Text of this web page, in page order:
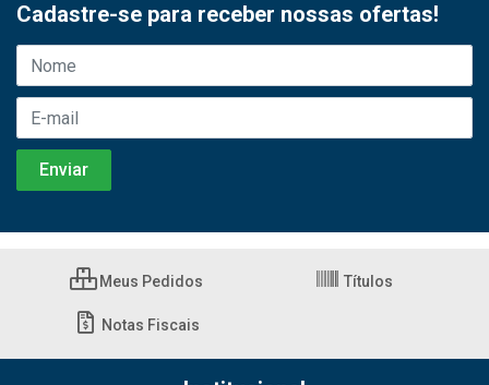
Cadastre-se para receber nossas ofertas!
Meus Pedidos Títulos
Notas Fiscais